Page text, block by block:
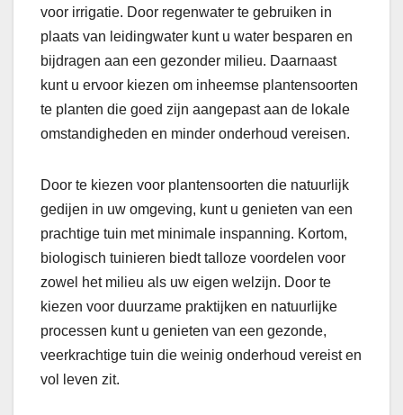
voor irrigatie. Door regenwater te gebruiken in
plaats van leidingwater kunt u water besparen en
bijdragen aan een gezonder milieu. Daarnaast
kunt u ervoor kiezen om inheemse plantensoorten
te planten die goed zijn aangepast aan de lokale
omstandigheden en minder onderhoud vereisen.
Door te kiezen voor plantensoorten die natuurlijk
gedijen in uw omgeving, kunt u genieten van een
prachtige tuin met minimale inspanning. Kortom,
biologisch tuinieren biedt talloze voordelen voor
zowel het milieu als uw eigen welzijn. Door te
kiezen voor duurzame praktijken en natuurlijke
processen kunt u genieten van een gezonde,
veerkrachtige tuin die weinig onderhoud vereist en
vol leven zit.